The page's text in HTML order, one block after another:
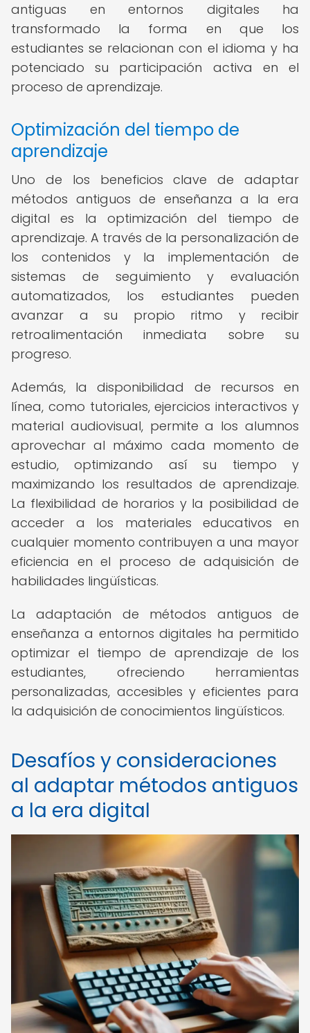
antiguas en entornos digitales ha
transformado la forma en que los
estudiantes se relacionan con el idioma y ha
potenciado su participación activa en el
proceso de aprendizaje.
Optimización del tiempo de
aprendizaje
Uno de los beneficios clave de adaptar
métodos antiguos de enseñanza a la era
digital es la optimización del tiempo de
aprendizaje. A través de la personalización de
los contenidos y la implementación de
sistemas de seguimiento y evaluación
automatizados, los estudiantes pueden
avanzar a su propio ritmo y recibir
retroalimentación inmediata sobre su
progreso.
Además, la disponibilidad de recursos en
línea, como tutoriales, ejercicios interactivos y
material audiovisual, permite a los alumnos
aprovechar al máximo cada momento de
estudio, optimizando así su tiempo y
maximizando los resultados de aprendizaje.
La flexibilidad de horarios y la posibilidad de
acceder a los materiales educativos en
cualquier momento contribuyen a una mayor
eficiencia en el proceso de adquisición de
habilidades lingüísticas.
La adaptación de métodos antiguos de
enseñanza a entornos digitales ha permitido
optimizar el tiempo de aprendizaje de los
estudiantes, ofreciendo herramientas
personalizadas, accesibles y eficientes para
la adquisición de conocimientos lingüísticos.
Desafíos y consideraciones
al adaptar métodos antiguos
a la era digital